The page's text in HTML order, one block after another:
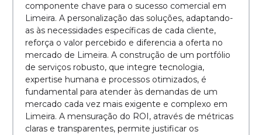
componente chave para o sucesso comercial em
Limeira. A personalização das soluções, adaptando-
as às necessidades específicas de cada cliente,
reforça o valor percebido e diferencia a oferta no
mercado de Limeira. A construção de um portfólio
de serviços robusto, que integre tecnologia,
expertise humana e processos otimizados, é
fundamental para atender às demandas de um
mercado cada vez mais exigente e complexo em
Limeira. A mensuração do ROI, através de métricas
claras e transparentes, permite justificar os